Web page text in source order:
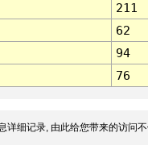
211
62
94
76
详细记录, 由此给您带来的访问